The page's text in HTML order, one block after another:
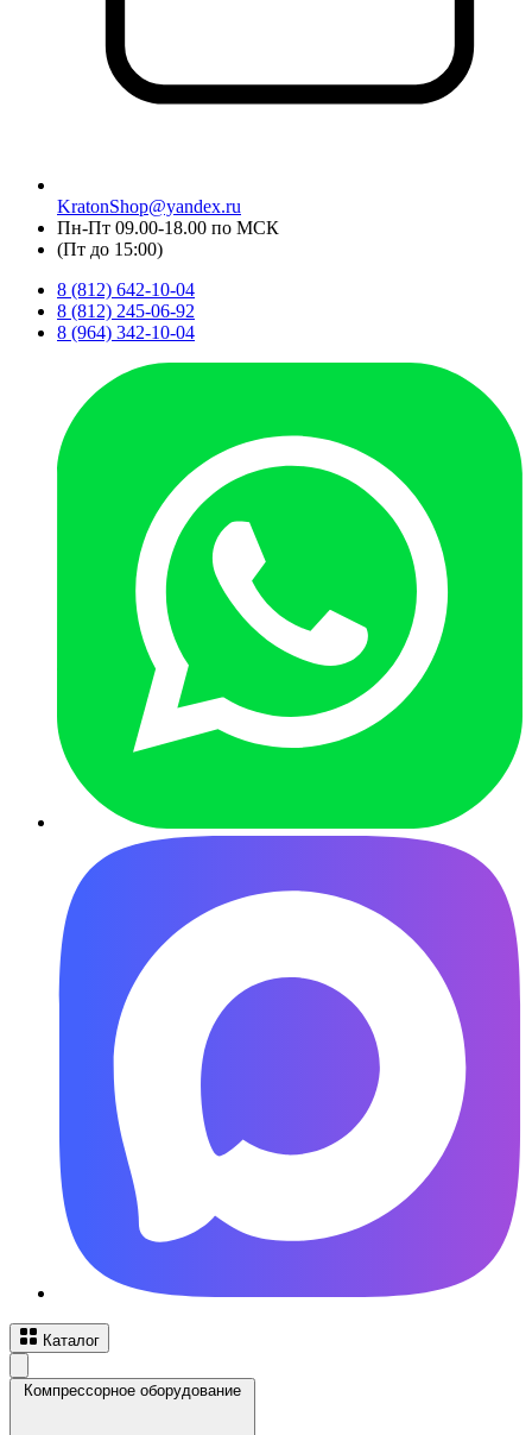
KratonShop@yandex.ru
Пн-Пт 09.00-18.00 по МСК
(Пт до 15:00)
8 (812) 642-10-04
8 (812) 245-06-92
8 (964) 342-10-04
Каталог
Компрессорное оборудование